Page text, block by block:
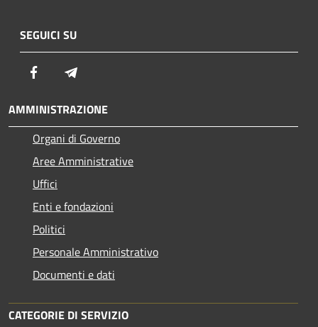
SEGUICI SU
Facebook
AMMINISTRAZIONE
Organi di Governo
Aree Amministrative
Uffici
Enti e fondazioni
Politici
Personale Amministrativo
Documenti e dati
CATEGORIE DI SERVIZIO